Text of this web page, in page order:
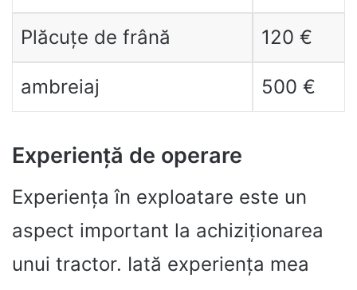
Plăcuțe de frână 120 €
ambreiaj 500 €
Experiență de operare
Experiența în exploatare este un
aspect important la achiziționarea
unui tractor. Iată experiența mea